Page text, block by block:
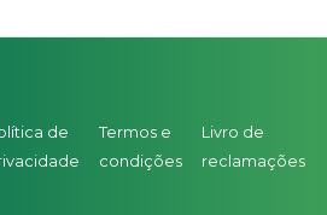
de
Termos e
condições
Livro de
reclamações